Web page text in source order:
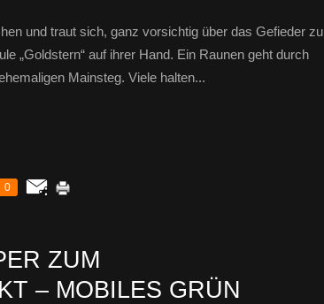
und traut sich, ganz vorsichtig über das Gefieder zu
„Goldstern“ auf ihrer Hand. Ein Raunen geht durch
Mainsteg. Viele halten...
0
ZUM
– MOBILES GRÜN